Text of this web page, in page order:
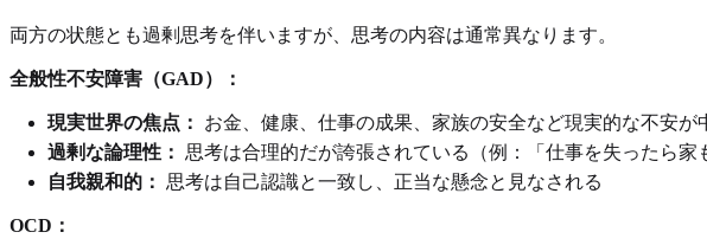
両方の状態とも過剰思考を伴いますが、思考の内容は通常異なります。
全般性不安障害（GAD）：
現実世界の焦点：
お金、健康、仕事の成果、家族の安全など現実的な不安が
過剰な論理性：
思考は合理的だが誇張されている（例：「仕事を失ったら家
自我親和的：
思考は自己認識と一致し、正当な懸念と見なされる
OCD：